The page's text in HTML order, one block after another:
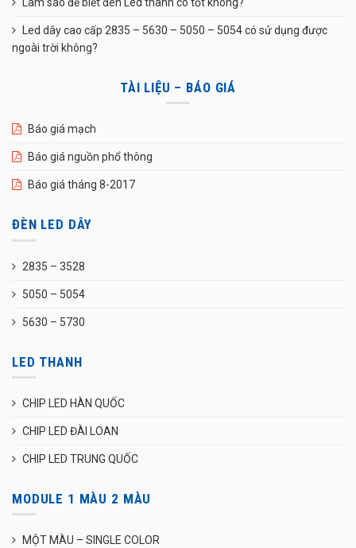
Led dây cao cấp 2835 – 5630 – 5050 – 5054 có sử dụng được
ngoài trời không?
TÀI LIỆU – BÁO GIÁ
Báo giá mạch
Báo giá nguồn phổ thông
Báo giá tháng 8-2017
ĐÈN LED DÂY
2835 – 3528
5050 – 5054
5630 – 5730
LED THANH
CHIP LED HÀN QUỐC
CHIP LED ĐÀI LOAN
CHIP LED TRUNG QUỐC
MODULE 1 MÀU 2 MÀU
MỘT MÀU – SINGLE COLOR